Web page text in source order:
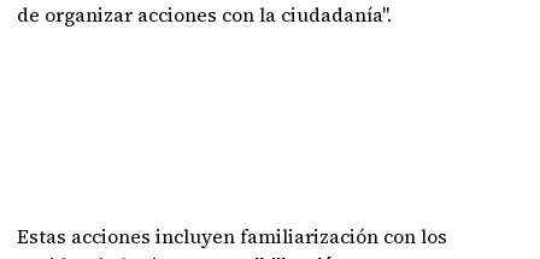
de organizar acciones con la ciudadanía".
Estas acciones incluyen familiarización con los